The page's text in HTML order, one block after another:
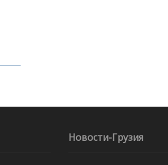
Новости-Грузия